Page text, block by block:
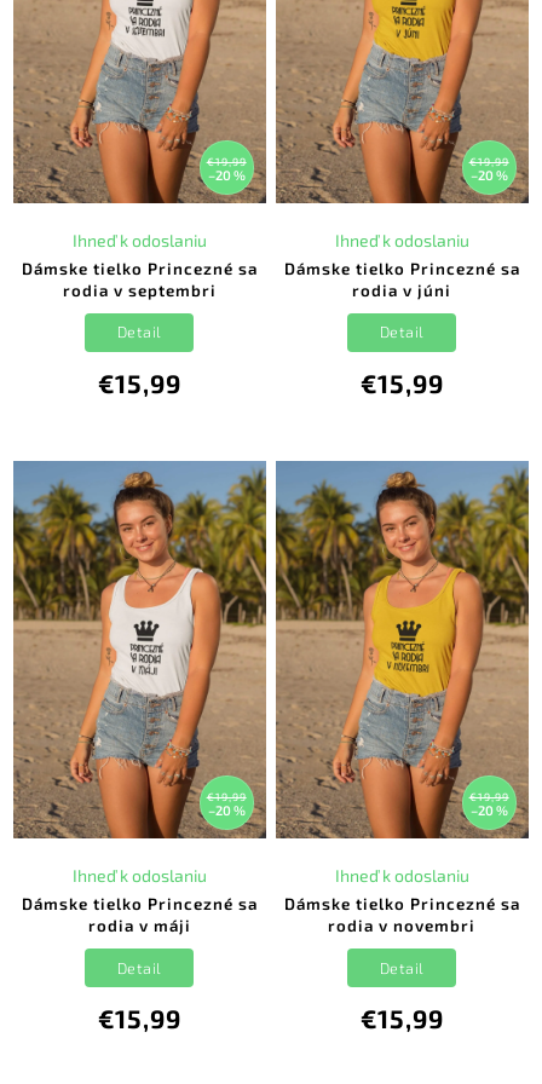
€19,99
–20 %
Dámske tielko Princezné sa
rodia v septembri
Ihneď k odoslaniu
€15,99
Detail
€19,99
–20 %
Dámske tielko Princezné sa
rodia v júni
Ihneď k odoslaniu
€15,99
Detail
€19,99
–20 %
Dámske tielko Princezné sa
rodia v máji
Ihneď k odoslaniu
€15,99
Detail
€19,99
–20 %
Dámske tielko Princezné sa
rodia v novembri
Ihneď k odoslaniu
€15,99
Detail